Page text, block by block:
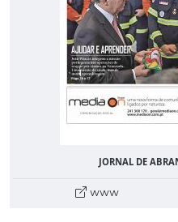
JORNAL DE
www